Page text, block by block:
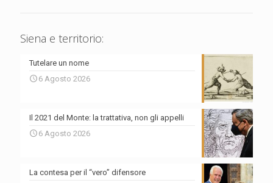
Siena e territorio:
Tutelare un nome
6 Agosto 2026
Il 2021 del Monte: la trattativa, non gli appelli
6 Agosto 2026
La contesa per il “vero” difensore